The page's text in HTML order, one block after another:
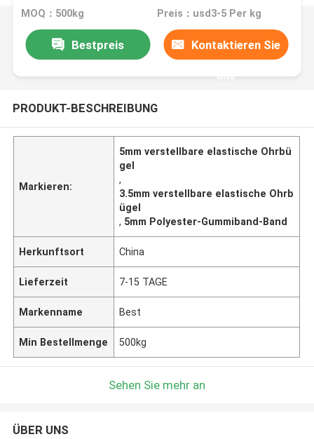
Gesichtsmaske
MOQ：500kg Preis：usd3-5 Per kg
Bestpreis Kontaktieren Sie
uns
PRODUKT-BESCHREIBUNG
Markieren:
5mm verstellbare elastische Ohrbü
gel
,
3.5mm verstellbare elastische Ohrb
ügel
, 5mm Polyester-Gummiband-Band
Herkunftsort China
Lieferzeit 7-15 TAGE
Markenname Best
Min Bestellmenge 500kg
Sehen Sie mehr an
ÜBER UNS